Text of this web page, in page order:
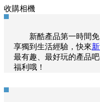
收購相機
新酷產品第一時間免
享獨到生活經驗，快來
最有趣、最好玩的產品
福利哦！